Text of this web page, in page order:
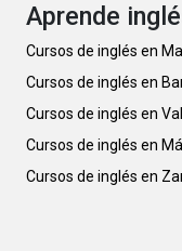
Aprende
Cursos de inglés en
Cursos de inglés en
Cursos de inglés en
Cursos de inglés en
Cursos de inglés en